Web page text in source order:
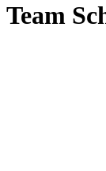
Team